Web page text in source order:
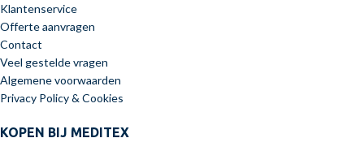
Klantenservice
Offerte aanvragen
Contact
Veel gestelde vragen
Algemene voorwaarden
Privacy Policy & Cookies
KOPEN BIJ MEDITEX